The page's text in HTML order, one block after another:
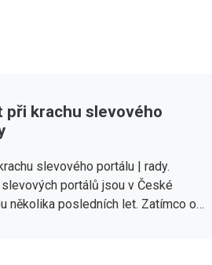
při krachu slevového
slevového portálu | rady.
portálů jsou v České
několika posledních let. Zatímco o…